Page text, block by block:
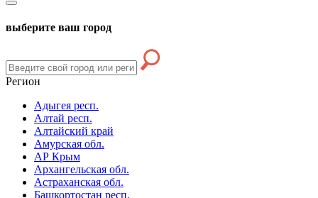
выберите ваш город
Регион
Адыгея респ.
Алтай респ.
Алтайский край
Амурская обл.
АР Крым
Архангельская обл.
Астраханская обл.
Башкортостан респ.